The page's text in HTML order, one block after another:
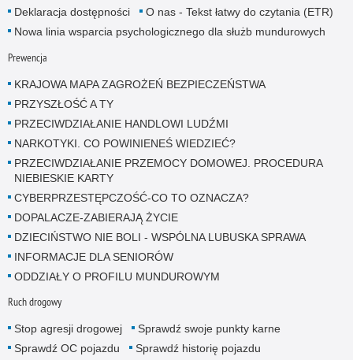
Deklaracja dostępności
O nas - Tekst łatwy do czytania (ETR)
Nowa linia wsparcia psychologicznego dla służb mundurowych
Prewencja
KRAJOWA MAPA ZAGROŻEŃ BEZPIECZEŃSTWA
PRZYSZŁOŚĆ A TY
PRZECIWDZIAŁANIE HANDLOWI LUDŹMI
NARKOTYKI. CO POWINIENEŚ WIEDZIEĆ?
PRZECIWDZIAŁANIE PRZEMOCY DOMOWEJ. PROCEDURA
NIEBIESKIE KARTY
CYBERPRZESTĘPCZOŚĆ-CO TO OZNACZA?
DOPALACZE-ZABIERAJĄ ŻYCIE
DZIECIŃSTWO NIE BOLI - WSPÓLNA LUBUSKA SPRAWA
INFORMACJE DLA SENIORÓW
ODDZIAŁY O PROFILU MUNDUROWYM
Ruch drogowy
Stop agresji drogowej
Sprawdź swoje punkty karne
Sprawdź OC pojazdu
Sprawdź historię pojazdu